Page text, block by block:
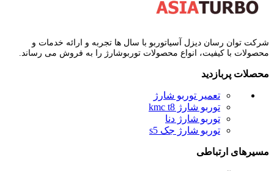
شرکت توان رسان دیزل آسیاتوربو با سال ها تجربه و ارائه خدمات و
محصولات با کیفیت، انواع محصولات توربوشارژ را به فروش می رساند.
محصلات پربازدید
تعمیر توربو شارژ
توربو شارژ kmc t8
توربو شارژ دنا
توربو شارژ جک s5
مسیرهای ارتباطی